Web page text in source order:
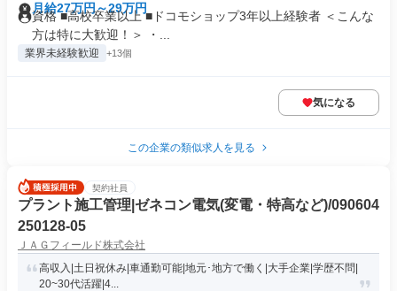
月給27万円～29万円
資格 ■高校卒業以上 ■ドコモショップ3年以上経験者 ＜こんな
方は特に大歓迎！＞ ・...
業界未経験歓迎 +13個
気になる
この企業の類似求人を見る
契約社員
プラント施工管理|ゼネコン電気(変電・特高など)/090604
250128-05
ＪＡＧフィールド株式会社
高収入|土日祝休み|車通勤可能|地元･地方で働く|大手企業|学歴不問|
20~30代活躍|4...